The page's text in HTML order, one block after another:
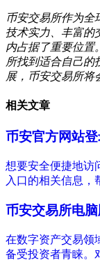
币安交易所作为全
技术实力、丰富的
内占据了重要位置
所找到适合自己的
展，币安交易所将
相关文章
币安官方网站
想要安全便捷地访
入口的相关信息
币安交易所电
在数字资产交易领
备受投资者青睐。